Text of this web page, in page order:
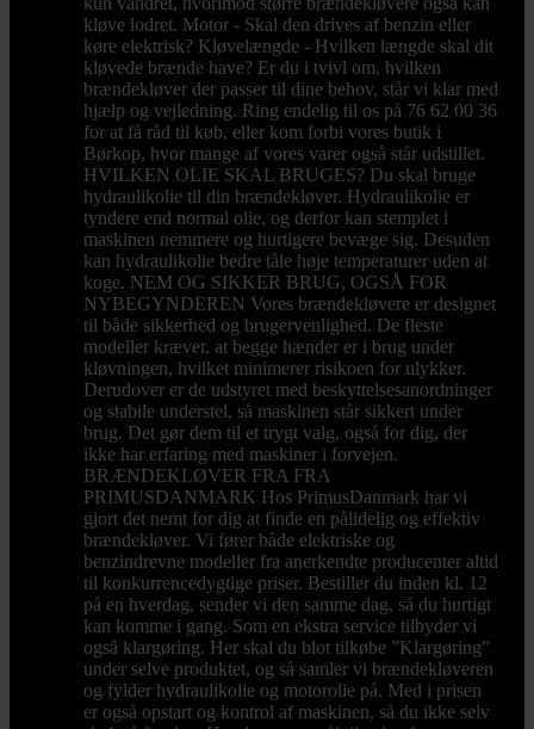
kløve lodret. Motor - Skal den drives af benzin eller
køre elektrisk? Kløvelængde - Hvilken længde skal dit
kløvede brænde have? Er du i tvivl om, hvilken
brændekløver der passer til dine behov, står vi klar med
hjælp og vejledning. Ring endelig til os på 76 62 00 36
for at få råd til køb, eller kom forbi vores butik i
Børkop, hvor mange af vores varer også står udstillet.
HVILKEN OLIE SKAL BRUGES? Du skal bruge
hydraulikolie til din brændekløver. Hydraulikolie er
tyndere end normal olie, og derfor kan stemplet i
maskinen nemmere og hurtigere bevæge sig. Desuden
kan hydraulikolie bedre tåle høje temperaturer uden at
koge. NEM OG SIKKER BRUG, OGSÅ FOR
NYBEGYNDEREN Vores brændekløvere er designet
til både sikkerhed og brugervenlighed. De fleste
modeller kræver, at begge hænder er i brug under
kløvningen, hvilket minimerer risikoen for ulykker.
Derudover er de udstyret med beskyttelsesanordninger
og stabile understel, så maskinen står sikkert under
brug. Det gør dem til et trygt valg, også for dig, der
ikke har erfaring med maskiner i forvejen.
BRÆNDEKLØVER FRA FRA
PRIMUSDANMARK Hos PrimusDanmark har vi
gjort det nemt for dig at finde en pålidelig og effektiv
brændekløver. Vi fører både elektriske og
benzindrevne modeller fra anerkendte producenter altid
til konkurrencedygtige priser. Bestiller du inden kl. 12
på en hverdag, sender vi den samme dag, så du hurtigt
kan komme i gang. Som en ekstra service tilbyder vi
også klargøring. Her skal du blot tilkøbe ”Klargøring”
under selve produktet, og så samler vi brændekløveren
og fylder hydraulikolie og motorolie på. Med i prisen
er også opstart og kontrol af maskinen, så du ikke selv